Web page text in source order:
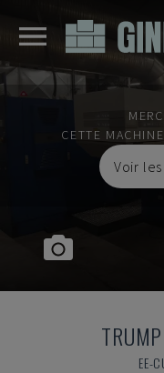
CETTE
Voir
EE-